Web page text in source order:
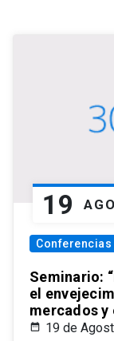
19 AGO
Conferencias
Seminario:
el
mercados y
19 de